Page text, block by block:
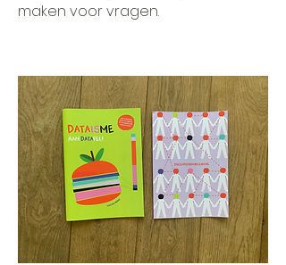
maken voor vragen.